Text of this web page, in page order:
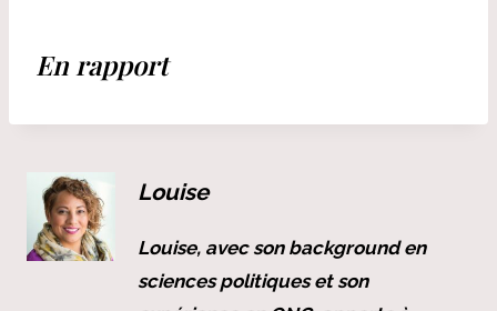
En rapport
Louise
Louise, avec son background en
sciences politiques et son